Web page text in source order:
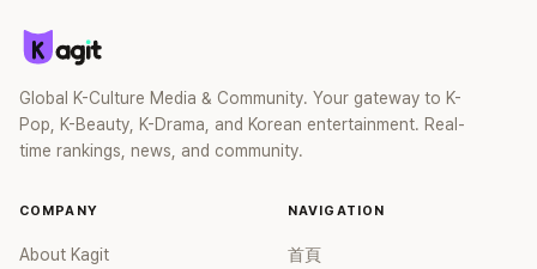
Global K-Culture Media & Community. Your gateway to K-
Pop, K-Beauty, K-Drama, and Korean entertainment. Real-
time rankings, news, and community.
COMPANY
About Kagit
NAVIGATION
首頁